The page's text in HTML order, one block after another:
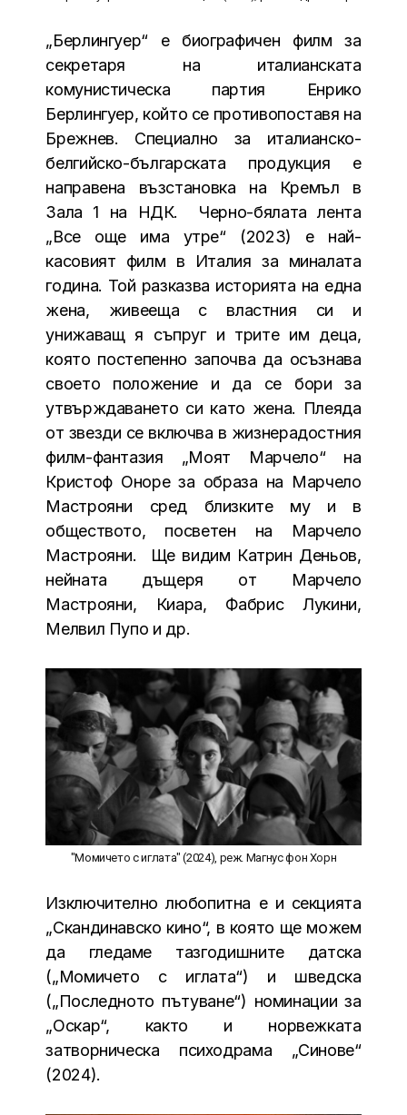
„Берлингуер“ е биографичен филм за
секретаря на италианската
комунистическа партия Енрико
Берлингуер, който се противопоставя на
Брежнев. Специално за италианско-
белгийско-българската продукция е
направена възстановка на Кремъл в
Зала 1 на НДК. Черно-бялата лента
„Все още има утре“ (2023) е най-
касовият филм в Италия за миналата
година. Той разказва историята на една
жена, живееща с властния си и
унижаващ я съпруг и трите им деца,
която постепенно започва да осъзнава
своето положение и да се бори за
утвърждаването си като жена. Плеяда
от звезди се включва в жизнерадостния
филм-фантазия „Моят Марчело“ на
Кристоф Оноре за образа на Марчело
Мастрояни сред близките му и в
обществото, посветен на Марчело
Мастрояни. Ще видим Катрин Деньов,
нейната дъщеря от Марчело
Мастрояни, Киара, Фабрис Лукини,
Мелвил Пупо и др.
"Момичето с иглата" (2024), реж. Магнус фон Хорн
Изключително любопитна е и секцията
„Скандинавско кино“, в която ще можем
да гледаме тазгодишните датска
(„Момичето с иглата“) и шведска
(„Последното пътуване“) номинации за
„Оскар“, както и норвежката
затворническа психодрама „Синове“
(2024).